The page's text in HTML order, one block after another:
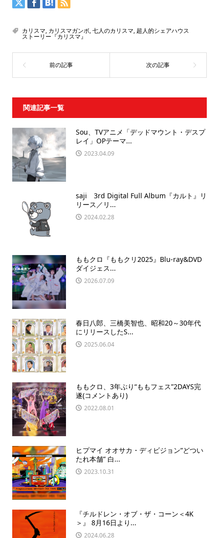
カリスマ, カリスマガンボ,七人のカリスマ, 超人的シェアハウス
ストーリー『カリスマ』
関連記事一覧
Sou、TVアニメ「デッドマウント・デスプ
レイ」OPテーマ...
2023.04.09
saji 3rd Digital Full Album『カルト』リ
リース／リ...
2024.02.28
ももクロ『ももクリ2025』Blu-ray&DVD
ダイジェス...
2026.07.09
春日八郎、三橋美智也、昭和20～30年代
にリリースしたS...
2025.06.04
ももクロ、3年ぶり“ももフェス”2DAYS完
遂(コメントあり)
2022.08.01
ヒプマイ オオサカ・ディビジョン“どつい
たれ本舗” 白...
2023.10.31
『チルドレン・オブ・ザ・コーン＜4K
＞』 8月16日より...
2024.06.28